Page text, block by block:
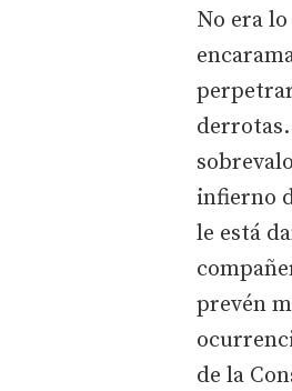
No era
infierno
le está
prevén
de la